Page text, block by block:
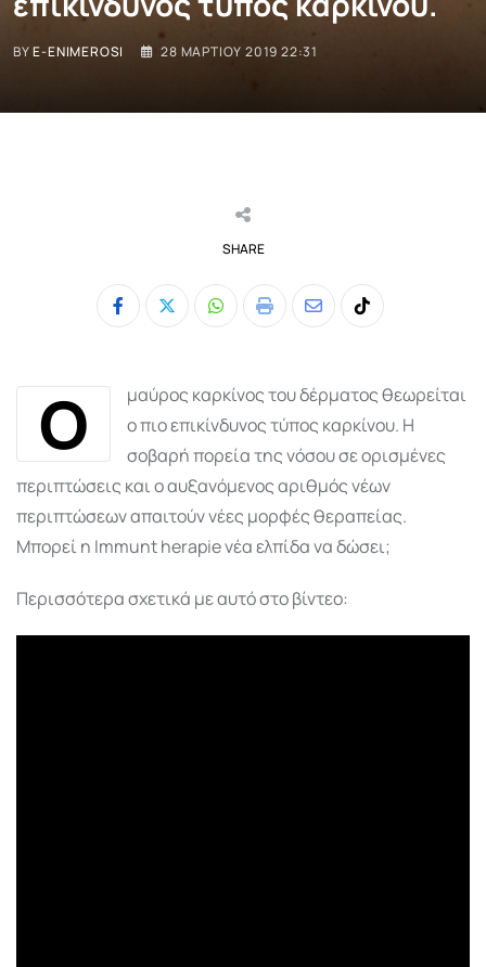
BYE-ENIMEROSI 28 ΜΑΡΤΊΟΥ 2019 22:31
SHARE
Whatsapp
Print
ShareTiktok
Ο
μαύρος καρκίνος του δέρματος θεωρείται
ο πιο επικίνδυνος τύπος καρκίνου. Η
σοβαρή πορεία της νόσου σε ορισμένες
περιπτώσεις και ο αυξανόμενος αριθμός νέων
περιπτώσεων απαιτούν νέες μορφές θεραπείας.
Μπορεί η Immunt herapie νέα ελπίδα να δώσει;
Περισσότερα σχετικά με αυτό στο βίντεο: